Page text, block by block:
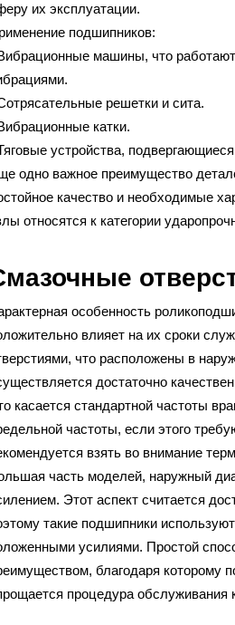
их эксплуатации.
подшипников:
машины, что
решетки и сита.
катки.
устройства,
одно важное преимущество
качество и необходимые
относятся к категории
особенность
влияет на их сроки
что расположены в
достаточно
касается стандартной частоты
частоты, если этого
взять во внимание
часть моделей, наружный
Этот аспект считается
такие подшипники
усилиями. Простой
благодаря которому
процедура обслуживания